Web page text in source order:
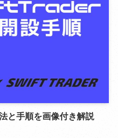
と手順を画像付き解説